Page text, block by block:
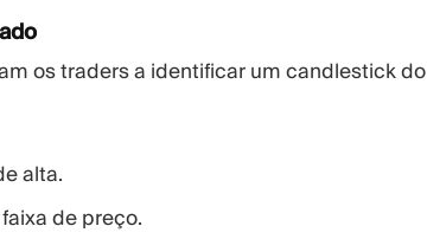
os traders a identificar um candlestick do
alta.
de preço.